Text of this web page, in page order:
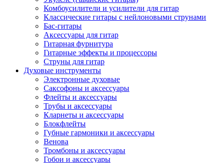
Комбоусилители и усилители для гитар
Классические гитары с нейлоновыми струнами
Бас-гитары
Аксессуары для гитар
Гитарная фурнитура
Гитарные эффекты и процессоры
Струны для гитар
Духовые инструменты
Электронные духовые
Саксофоны и аксессуары
Флейты и аксессуары
Трубы и аксессуары
Кларнеты и аксессуары
Блокфлейты
Губные гармоники и аксессуары
Венова
Тромбоны и аксессуары
Гобои и аксессуары